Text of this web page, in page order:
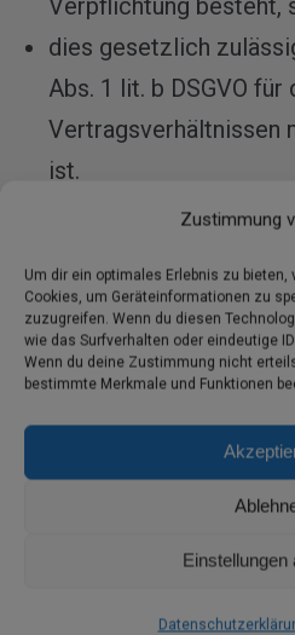
Zustimmung
Um dir ein optimales Erlebnis zu
Cookies, um Geräteinformationen zu
zuzugreifen. Wenn du diesen
wie das Surfverhalten oder eindeutige
Wenn du deine Zustimmung nicht
bestimmte Merkmale und Funktionen
Einstellungen
Verpflichtung besteht,
dies gesetzlich
Abs. 1 lit. b DSGVO
Vertragsverhältnissen
ist.
Unsere
Cookies. Dabei handelt
Dateien, die Ihr Browser
und die auf Ihrem
werden, wenn Sie unsere
Cookies richten auf
Schaden an und
oder sonstige
Die in Cookies